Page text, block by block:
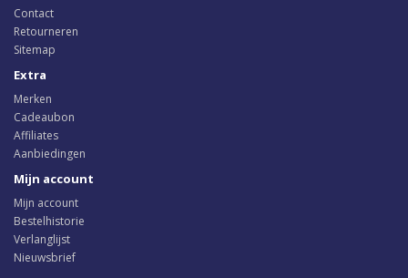
Contact
Retourneren
Sitemap
Extra
Merken
Cadeaubon
Affiliates
Aanbiedingen
Mijn account
Mijn account
Bestelhistorie
Verlanglijst
Nieuwsbrief